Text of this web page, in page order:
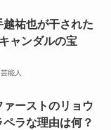
越祐也が干された
ャンダルの宝
芸能人
ァーストのリョウ
ラな理由は何？